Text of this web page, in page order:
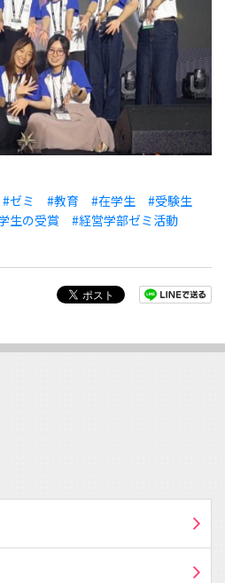
#ゼミ #教育 #在学生
#受験生
生の受賞
#経営学部ゼミ活動